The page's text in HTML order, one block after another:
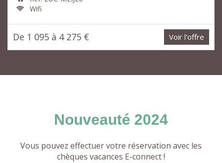
Wifi
De 1 095 à 4 275 € Voir l'offre
Nouveauté 2024
Vous pouvez effectuer votre réservation avec les
chèques vacances E-connect !